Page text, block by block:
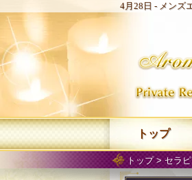
4月28日 - メンズ
トップ> セラ
トップ